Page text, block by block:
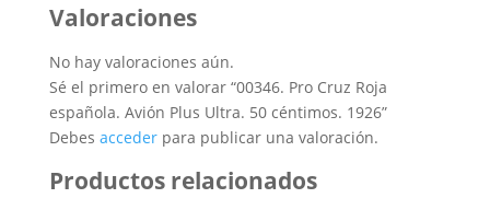
Valoraciones
No hay valoraciones aún.
Sé el primero en valorar “00346. Pro Cruz Roja
española. Avión Plus Ultra. 50 céntimos. 1926”
Debes accederpara publicar una valoración.
Productos relacionados